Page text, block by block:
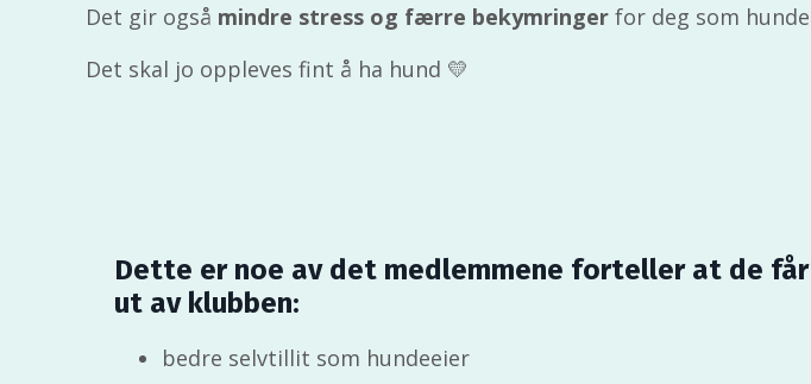
Det gir også mindre stress og færre bekymringer for deg som
Det skal jo oppleves fint å ha hund 💛
Dette er noe av det medlemmene forteller at de får
ut av klubben:
bedre selvtillit som hundeeier